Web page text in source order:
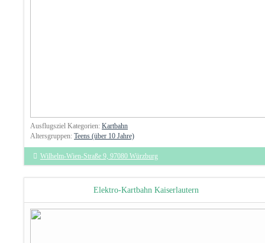
Ausflugsziel Kategorien:Kartbahn
Altersgruppen:Teens (über 10 Jahre)
Wilhelm-Wien-Straße 9, 97080 Würzburg
Elektro-Kartbahn Kaiserlautern